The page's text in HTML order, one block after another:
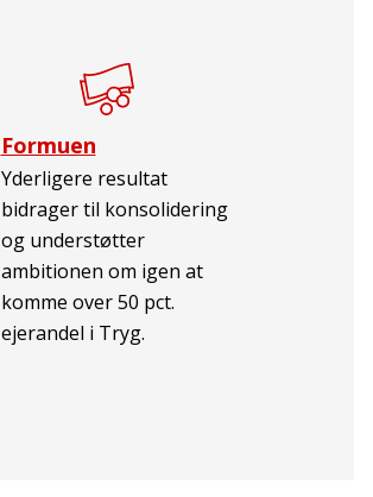
Formuen
Yderligere resultat
bidrager til konsolidering
og understøtter
ambitionen om igen at
komme over 50 pct.
ejerandel i Tryg.